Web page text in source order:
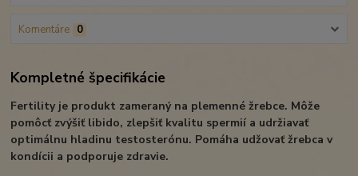
Komentáre 0
Kompletné špecifikácie
Fertility je produkt zameraný na plemenné žrebce. Môže
pomôcť zvýšiť libido, zlepšiť kvalitu spermií a udržiavať
optimálnu hladinu testosterónu. Pomáha udžovať žrebca v
kondícii a podporuje zdravie.